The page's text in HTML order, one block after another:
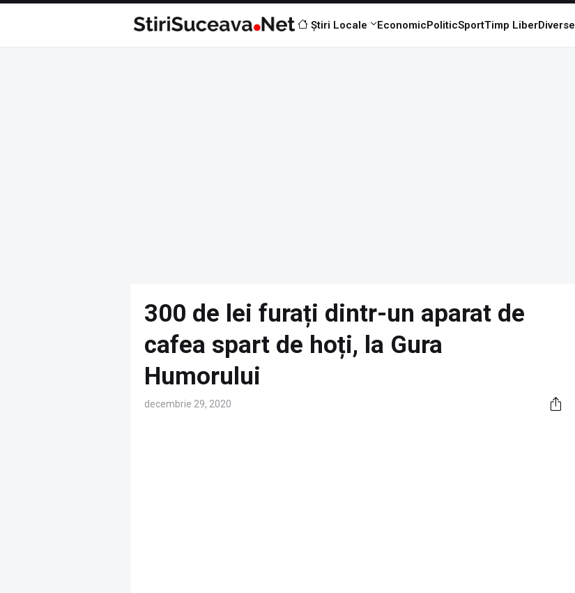
Știri Locale EconomicPoliticSportTimp LiberDiverse
300 de lei furați dintr-un aparat de
cafea spart de hoți, la Gura
Humorului
decembrie 29, 2020